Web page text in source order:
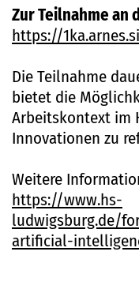
Zur Teilnahme an
https://
Die Teilnahme
bietet die
Arbeitskontext im
Innovationen zu
Weitere
https://www.hs-
ludwigsburg.de/
artificial-